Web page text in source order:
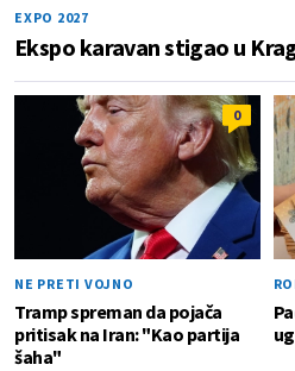
EXPO 2027
Ekspo karavan stigao u
0
NE PRETI VOJNO
Tramp spreman da pojača
pritisak na Iran: "Kao partija
šaha"